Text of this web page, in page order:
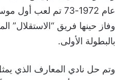
عام 1972-73 تم
وفاز حينها فريق “الاستقلال”
بالبطولة الأولى.
وتم حل نادي المعارف الذي يمثل